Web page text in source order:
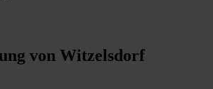
von Witzelsdorf